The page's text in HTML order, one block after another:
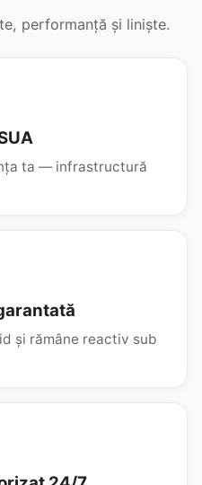
performanță și liniște.
ta — infrastructură
și rămâne reactiv sub